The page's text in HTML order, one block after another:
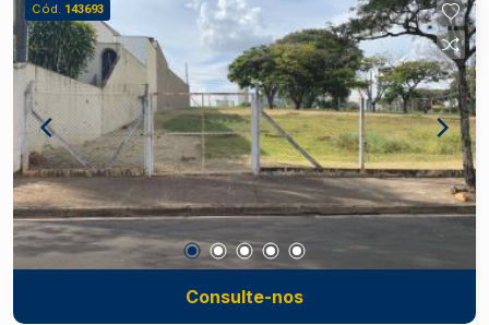
Cód. 143693
Consulte-nos